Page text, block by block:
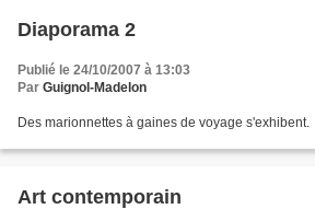
Diaporama 2
Publié le 24/10/2007 à 13:03
Par Guignol-Madelon
Des marionnettes à gaines de voyage s'exhibent.
Art contemporain